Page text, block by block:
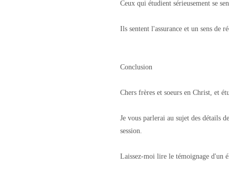
Ceux qui étudient sérieusement se
Ils sentent l'assurance et un sens de
Conclusion
Chers frères et soeurs en Christ, et
Je vous parlerai au sujet des détails
session.
Laissez-moi lire le témoignage d'un